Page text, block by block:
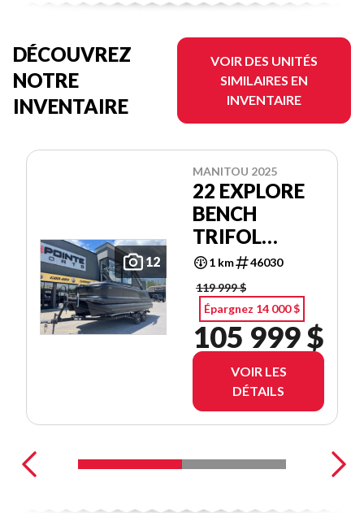
DÉCOUVREZ
NOTRE
INVENTAIRE
VOIR DES UNITÉS
SIMILAIRES EN
INVENTAIRE
12
MANITOU 2025
22 EXPLORE
BENCH
TRIFOL
SHP575
1 km
46030
119 999 $
Épargnez 14 000 $
105 999 $
VOIR LES
DÉTAILS